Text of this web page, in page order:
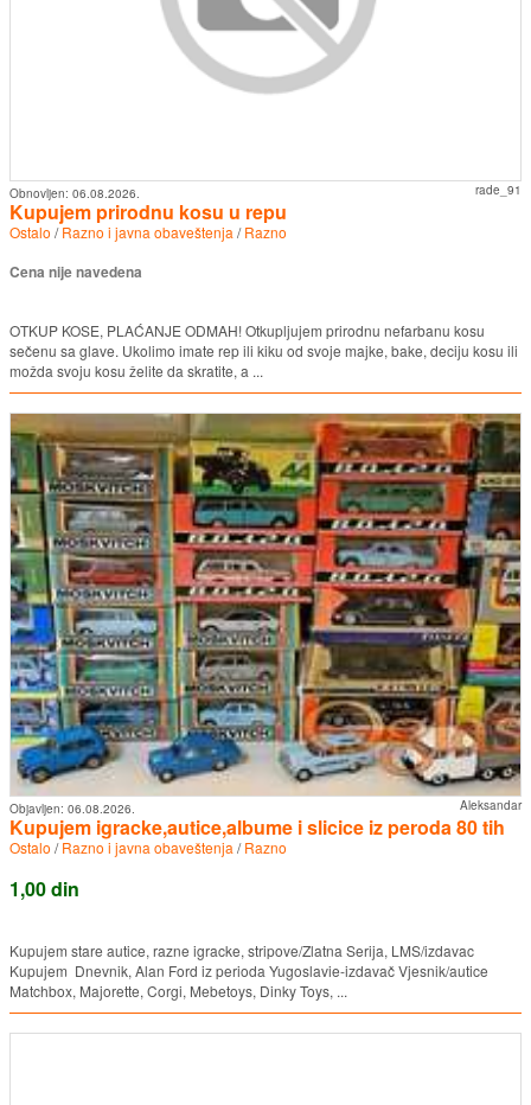
rade_91
Obnovljen: 06.08.2026.
Kupujem prirodnu kosu u repu
Ostalo /Razno i javna obaveštenja /Razno
Cena nije navedena
OTKUP KOSE, PLAĆANJE ODMAH! Otkupljujem prirodnu nefarbanu kosu
sečenu sa glave. Ukolimo imate rep ili kiku od svoje majke, bake, deciju kosu ili
možda svoju kosu želite da skratite, a ...
Aleksandar
Objavljen: 06.08.2026.
Kupujem igracke,autice,albume i slicice iz peroda 80 tih
Ostalo /Razno i javna obaveštenja /Razno
1,00 din
Kupujem stare autice, razne igracke, stripove/Zlatna Serija, LMS/izdavac
Kupujem Dnevnik, Alan Ford iz perioda Yugoslavie-izdavač Vjesnik/autice
Matchbox, Majorette, Corgi, Mebetoys, Dinky Toys, ...